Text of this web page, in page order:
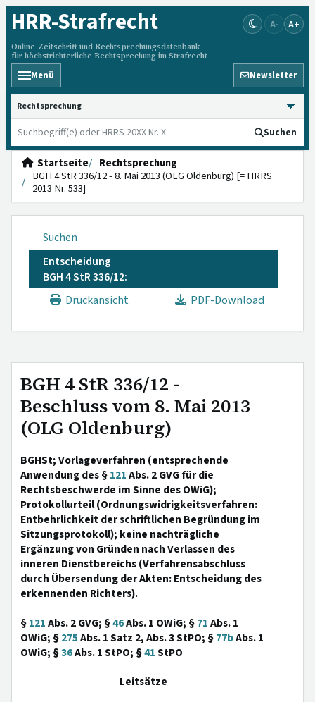
HRR-Strafrecht
Online-Zeitschrift und Rechtsprechungsdatenbank
für höchstrichterliche Rechtsprechung im Strafrecht
A- A+
Menü Newsletter
HRRS durchsuchen
Suchen
Startseite
Rechtsprechung
BGH 4 StR 336/12 - 8. Mai 2013 (OLG Oldenburg) [= HRRS
2013 Nr. 533]
Suchen
Entscheidung
BGH 4 StR 336/12:
Druckansicht
PDF-Download
BGH 4 StR 336/12 -
Beschluss vom 8. Mai 2013
(OLG Oldenburg)
BGHSt; Vorlageverfahren (entsprechende
Anwendung des §121Abs. 2 GVG für die
Rechtsbeschwerde im Sinne des OWiG);
Protokollurteil (Ordnungswidrigkeitsverfahren:
Entbehrlichkeit der schriftlichen Begründung im
Sitzungsprotokoll); keine nachträgliche
Ergänzung von Gründen nach Verlassen des
inneren Dienstbereichs (Verfahrensabschluss
durch Übersendung der Akten: Entscheidung des
erkennenden Richters).
§121Abs. 2 GVG; §46Abs. 1 OWiG; §71Abs. 1
OWiG; §275Abs. 1 Satz 2, Abs. 3 StPO; §77bAbs. 1
OWiG; §36Abs. 1 StPO; §41StPO
Leitsätze